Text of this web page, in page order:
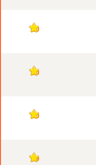
20
20
20
19